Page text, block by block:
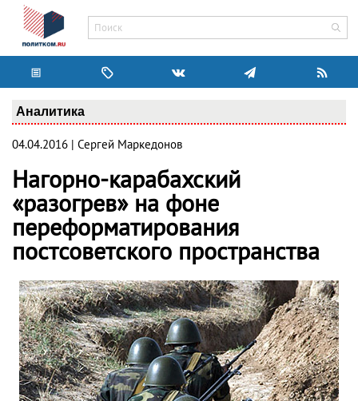
Аналитика
04.04.2016 | Сергей Маркедонов
Нагорно-карабахский
«разогрев» на фоне
переформатирования
постсоветского пространства